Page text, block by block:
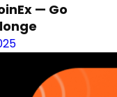
— Go